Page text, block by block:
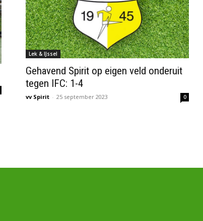
Lek & IJssel
Gehavend Spirit op eigen veld onderuit
tegen IFC: 1-4
vv Spirit - 25 september 2023 0